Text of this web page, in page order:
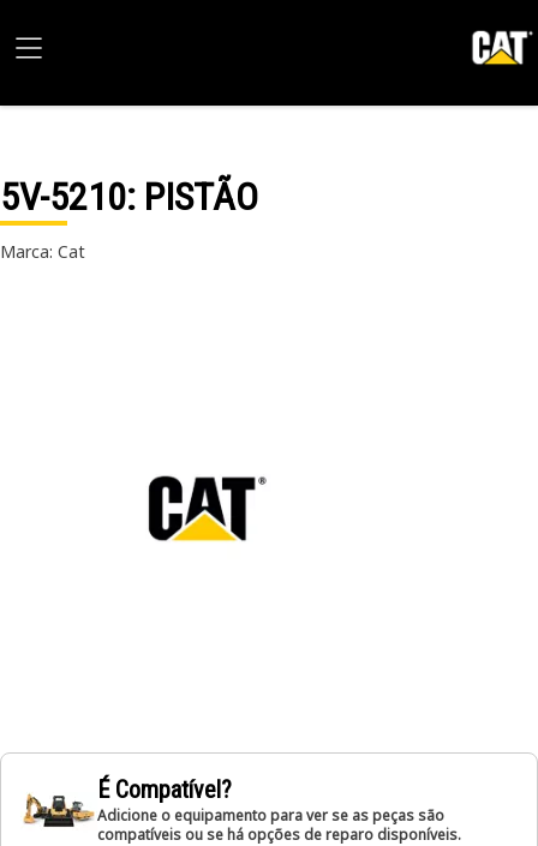
5V-5210: PISTÃO
Marca: Cat
É Compatível?
Adicione o equipamento para ver se as peças são
compatíveis ou se há opções de reparo disponíveis.